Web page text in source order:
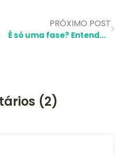
PRÓXIMO POST
É só uma fase? Entenda as fases alimentares da criança
(2)